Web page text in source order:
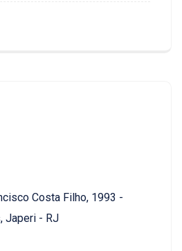
Costa Filho, 1993 -
Japeri - RJ